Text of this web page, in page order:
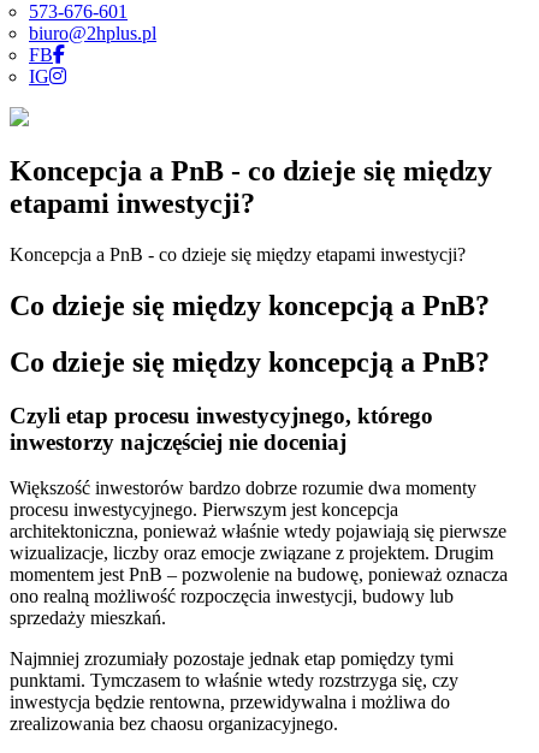
573-676-601
biuro@2hplus.pl
FB
IG
Koncepcja a PnB - co dzieje się między
etapami inwestycji?
Koncepcja a PnB - co dzieje się między etapami inwestycji?
Co dzieje się między koncepcją a PnB?
Co dzieje się między koncepcją a PnB?
Czyli etap procesu inwestycyjnego, którego
inwestorzy najczęściej nie doceniaj
Większość inwestorów bardzo dobrze rozumie dwa momenty
procesu inwestycyjnego. Pierwszym jest koncepcja
architektoniczna, ponieważ właśnie wtedy pojawiają się pierwsze
wizualizacje, liczby oraz emocje związane z projektem. Drugim
momentem jest PnB – pozwolenie na budowę, ponieważ oznacza
ono realną możliwość rozpoczęcia inwestycji, budowy lub
sprzedaży mieszkań.
Najmniej zrozumiały pozostaje jednak etap pomiędzy tymi
punktami. Tymczasem to właśnie wtedy rozstrzyga się, czy
inwestycja będzie rentowna, przewidywalna i możliwa do
zrealizowania bez chaosu organizacyjnego.